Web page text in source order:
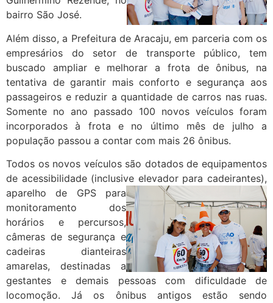
bairro São José.
Além disso, a Prefeitura de Aracaju, em parceria com os
empresários do setor de transporte público, tem
buscado ampliar e melhorar a frota de ônibus, na
tentativa de garantir mais conforto e segurança aos
passageiros e reduzir a quantidade de carros nas ruas.
Somente no ano passado 100 novos veículos foram
incorporados à frota e no último mês de julho a
população passou a contar com mais 26 ônibus.
Todos os novos veículos são dotados de equipamentos
de acessibilidade (inclusive elevador para cadeirantes),
aparelho de GPS para
monitoramento dos
horários e percursos,
câmeras de segurança e
cadeiras dianteiras
amarelas, destinadas a
gestantes e demais pessoas com dificuldade de
locomoção. Já os ônibus antigos estão sendo